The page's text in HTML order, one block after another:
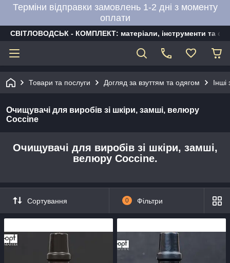
Терміни відправки замовлень 1-2 дні з моменту
оплати
СВІТЛОВОДСЬК - КОМПЛЕКТ: матеріали, інструменти та
Товари та послуги Догляд за взуттям та одягом
Очищувачі для виробів зі шкіри, замші, велюру
Coccine
Очищувачі для виробів зі шкіри, замші,
велюру Coccine.
Сортування 0 Фільтри